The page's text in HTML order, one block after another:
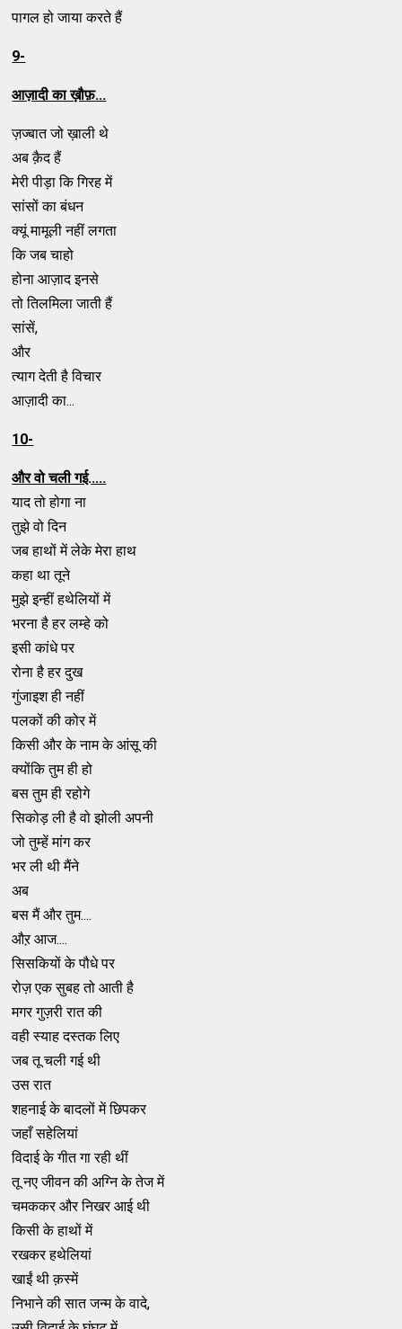
पागल हो जाया करते हैं
9-
आज़ादी का ख़ौफ़...
ज़ज्बात जो ख़ाली थे
अब क़ैद हैं
मेरी पीड़ा कि गिरह में
सांसों का बंधन
क्यूं मामूली नहीं लगता
कि जब चाहो
होना आज़ाद इनसे
तो तिलमिला जाती हैं
सांसें,
और
त्याग देती है विचार
आज़ादी का...
10-
और वो चली गई.....
याद तो होगा ना
तुझे वो दिन
जब हाथों में लेके मेरा हाथ
कहा था तूने
मुझे इन्हीं हथेलियों में
भरना है हर लम्हे को
इसी कांधे पर
रोना है हर दुख
गुंजाइश ही नहीं
पलकों की कोर में
किसी और के नाम के आंसू की
क्योंकि तुम ही हो
बस तुम ही रहोगे
सिकोड़ ली है वो झोली अपनी
जो तुम्हें मांग कर
भर ली थी मैंने
अब
बस मैं और तुम....
औऱ आज....
सिसकियों के पौधे पर
रोज़ एक सुबह तो आती है
मगर गुज़री रात की
वही स्याह दस्तक लिए
जब तू चली गई थी
उस रात
शहनाई के बादलों में छिपकर
जहाँ सहेलियां
विदाई के गीत गा रही थीं
तू नए जीवन की अग्नि के तेज में
चमककर और निखर आई थी
किसी के हाथों में
रखकर हथेलियां
खाईं थी क़स्में
निभाने की सात जन्म के वादे,